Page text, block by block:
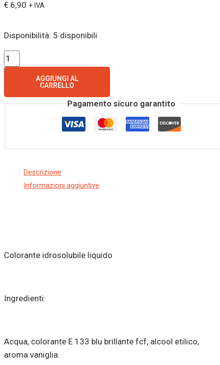
€ 6,90 + IVA
Disponibilità: 5 disponibili
AGGIUNGI AL
CARRELLO
Pagamento sicuro garantito
Descrizione
Informazioni aggiuntive
Colorante idrosolubile liquido
Ingredienti:
Acqua, colorante E 133 blu brillante fcf, alcool etilico,
aroma vaniglia.